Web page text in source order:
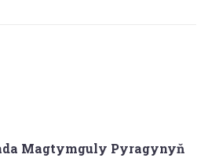
Magtymguly Pyragynyň